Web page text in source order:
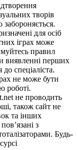
творів
для осіб
іграх може
правил
виявленні перших
спеціаліста.
не може бути
роботі.
не проводить
також сайт не
та інших
з
Будь-